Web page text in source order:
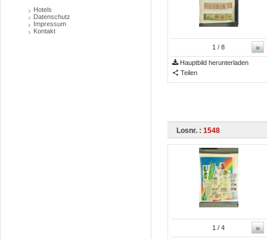
Hotels
Datenschutz
Impressum
Kontakt
»
1 / 8
Hauptbild herunterladen
Teilen
Losnr. : 1548
»
1 / 4